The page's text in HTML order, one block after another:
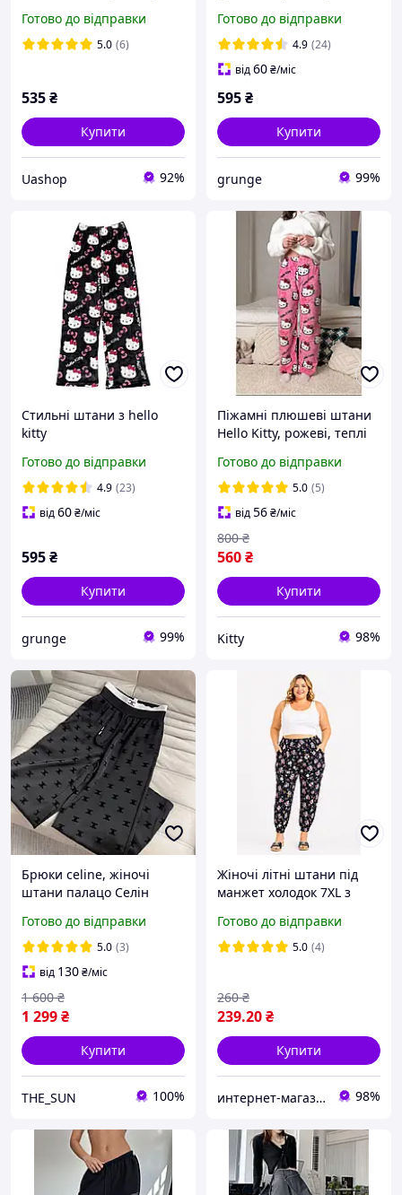
50 оверсайз чорний
сірий темно синій
Готово до відправки
5.0 (6)
535₴
Купити
Uashop 92%
Готово до відправки
4.9 (24)
від60₴/міс
595₴
Купити
grunge 99%
Стильні штани з hello
kitty
Готово до відправки
4.9 (23)
від60₴/міс
595₴
Купити
grunge 99%
Піжамні плюшеві штани
Hello Kitty, рожеві, теплі
Готово до відправки
5.0 (5)
від56₴/міс
560₴
800 ₴
Купити
Kitty 98%
Брюки celine, жіночі
штани палацо Селін
Готово до відправки
5.0 (3)
від 130₴/міс
1 299₴
1 600 ₴
Купити
THE_SUN 100%
Жіночі літні штани під
манжет холодок 7XL з
жіночі
Готово до відправки
5.0 (4)
239.20₴
260 ₴
Купити
интернет-магазин "Рыночная стоимость" 98%